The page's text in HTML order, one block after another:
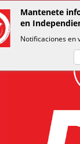
Mantenete
en
Notificaciones en